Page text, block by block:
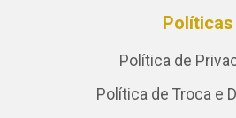
Políticas
Política de
Política de Troca e